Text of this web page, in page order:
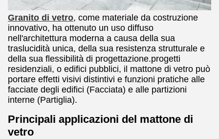
Granito di vetro, come materiale da costruzione
innovativo, ha ottenuto un uso diffuso
nell'architettura moderna a causa della sua
traslucidità unica, della sua resistenza strutturale e
della sua flessibilità di progettazione.progetti
residenziali, o edifici pubblici, il mattone di vetro può
portare effetti visivi distintivi e funzioni pratiche alle
facciate degli edifici (Facciata) e alle partizioni
interne (Partiglia).
Principali applicazioni del mattone di
vetro